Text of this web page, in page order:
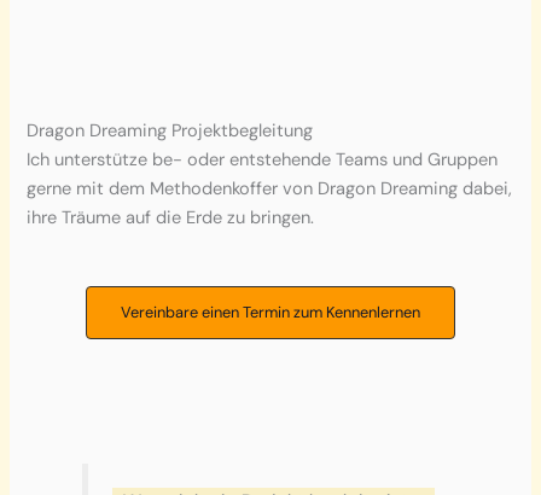
Dragon Dreaming Projektbegleitung
Ich unterstütze be- oder entstehende Teams und Gruppen
gerne mit dem Methodenkoffer von Dragon Dreaming dabei,
ihre Träume auf die Erde zu bringen.
Vereinbare einen Termin zum Kennenlernen